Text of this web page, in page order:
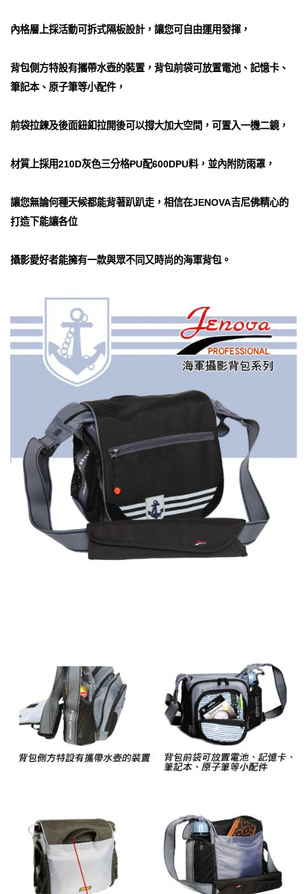
內格層上採活動可拆式隔板設計，讓您可自由運用發揮，
背包側方特設有攜帶水壺的裝置，背包前袋可放置電池、記憶卡、
筆記本、原子筆等小配件，
前袋拉鍊及後面鈕釦拉開後可以撐大加大空間，可置入一機二鏡，
材質上採用210D灰色三分格PU配600DPU料，並內附防雨罩，
讓您無論何種天候都能背著趴趴走，相信在JENOVA吉尼佛精心的
打造下能讓各位
攝影愛好者能擁有一款與眾不同又時尚的海軍背包。